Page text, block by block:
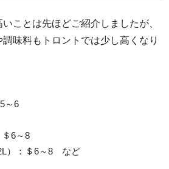
ことは先ほどご紹介しましたが、
味料もトロントでは少し高くなり
～6
6～8
）：＄6～8 など